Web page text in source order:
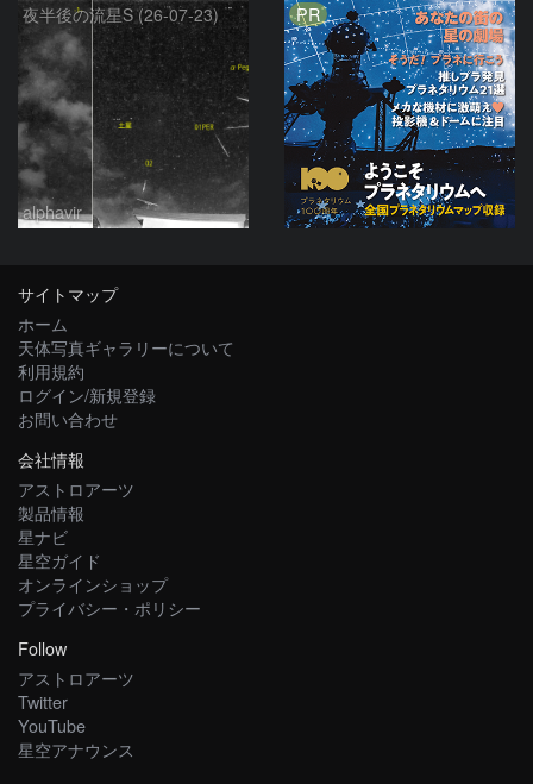
夜半後の流星S (26-07-23)
alphavir
PR
サイトマップ
ホーム
天体写真ギャラリーについて
利用規約
ログイン/新規登録
お問い合わせ
会社情報
アストロアーツ
製品情報
星ナビ
星空ガイド
オンラインショップ
プライバシー・ポリシー
Follow
アストロアーツ
Twitter
YouTube
星空アナウンス